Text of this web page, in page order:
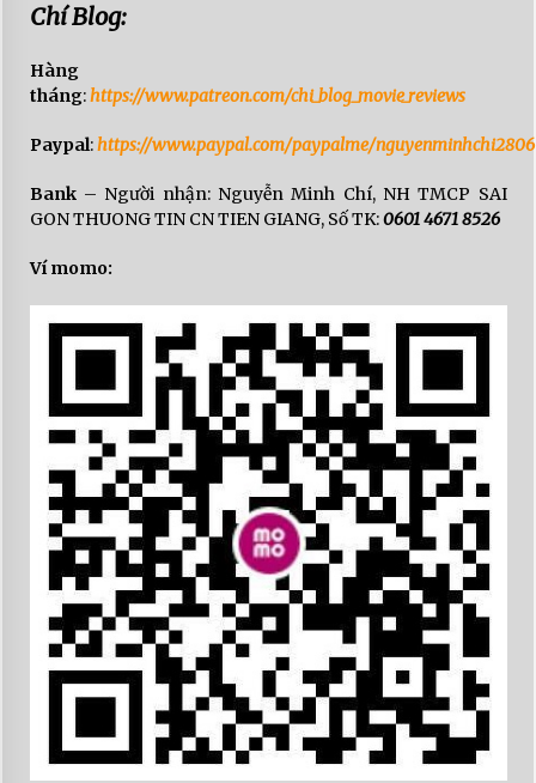
Chí Blog:
Hàng
tháng:https://www.patreon.com/chi_blog_movie_reviews
Paypal:https://www.paypal.com/paypalme/nguyenminhchi2806
Bank– Người nhận: Nguyễn Minh Chí, NH TMCP SAI
GON THUONG TIN CN TIEN GIANG, Số TK:0601 4671 8526
Ví momo: